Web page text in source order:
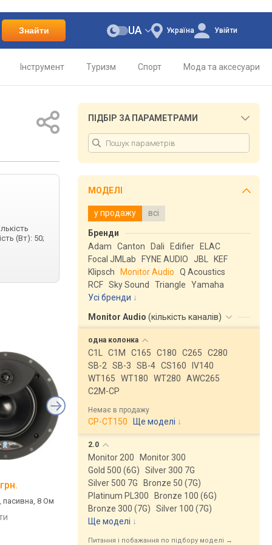
Знайти Україна
UA Увійти
Інструмент Туризм Спорт Мода та аксесуари
(Вт): 50;
8 Ом
JBL Studio 2 6IC
від 17 230 грн.
домашня, 1.0, пасивна, 8 Ом,
38 – 20000 Гц
порівняти
Klipsch PRO-16RW
від 16 830 грн.
домашня, 1.0,
8 Ом, 63 – 23000 Гц
ПІДБІР ЗА ПАРАМЕТРАМИ
МОДЕЛІ
у продажу всі
Бренди
Adam
Canton Dali Edifier
ELAC
Focal JMLab
FYNE AUDIO JBL
KEF
Klipsch
Monitor Audio
Q Acoustics
RCF Sky Sound Triangle
Yamaha
Усі бренди
Monitor Audio (кількість каналів)
одна колонка
C1L C1M C165 C180 C265
C280
SB-2
SB-3 SB-4 CS160
IV140
WT165
WT180 WT280
AWC265
C2M-CP
Немає в продажу
CP-CT150 Ще моделі ↓
2.0
Monitor 200
Monitor 300
Gold 500 (6G)
Silver 300 7G
Silver 500 7G
Bronze 50 (7G)
Platinum PL300
Bronze 100 (6G)
Bronze 300 (7G)
Silver 100 (7G)
Ще моделі ↓
Питання і побажання по підбору моделі →